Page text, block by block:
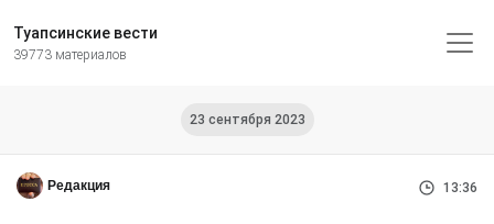
Туапсинские вести
39773 материалов
23 сентября 2023
Редакция 13:36